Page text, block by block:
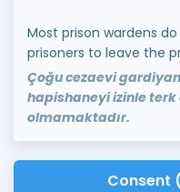
Most prison wardens
prisoners to leave the
Çoğu cezaevi
hapishaneyi izinle terk
olmamaktadır.
Consent